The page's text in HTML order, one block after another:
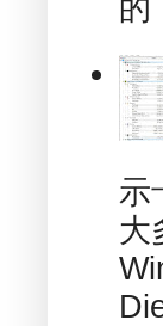
的
示
大